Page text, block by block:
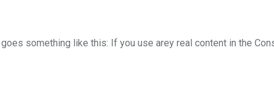
something like this: If you use arey real content in the